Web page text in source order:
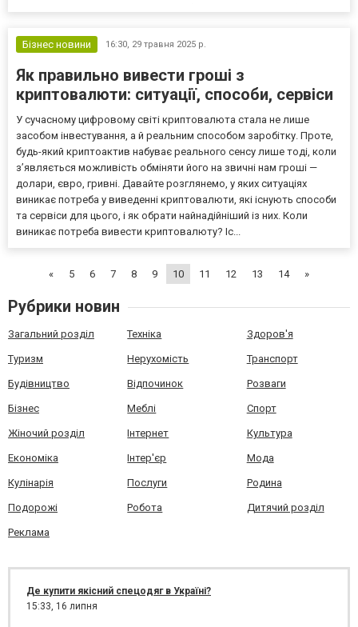
брикеты и...
Бізнес новини 16:30, 29 травня 2025 р.
Як правильно вивести гроші з
криптовалюти: ситуації, способи, сервіси
У сучасному цифровому світі криптовалюта стала не лише
засобом інвестування, а й реальним способом заробітку. Проте,
будь-який криптоактив набуває реального сенсу лише тоді, коли
з’являється можливість обміняти його на звичні нам гроші —
долари, євро, гривні. Давайте розглянемо, у яких ситуаціях
виникає потреба у виведенні криптовалюти, які існують способи
та сервіси для цього, і як обрати найнадійніший із них. Коли
виникає потреба вивести криптовалюту? Іс...
« 5 6 7 8 9 10 11 12 13 14 »
Рубрики новин
Загальний розділ Техніка Здоров'я
Туризм Нерухомість Транспорт
Будівництво Відпочинок Розваги
Бізнес Меблі Спорт
Жіночий розділ Інтернет Культура
Економіка Інтер'єр Мода
Кулінарія Послуги Родина
Подорожі Робота Дитячий розділ
Реклама
Де купити якісний спецодяг в Україні?
15:33, 16 липня